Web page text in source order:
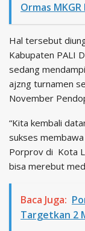
Ormas
Hal tersebut
Kabupaten PALI
sedang
ajzng turnamen
November
“Kita kembali
sukses
Porprov di Kota
bisa merebut
Baca Juga:
Targetkan 2